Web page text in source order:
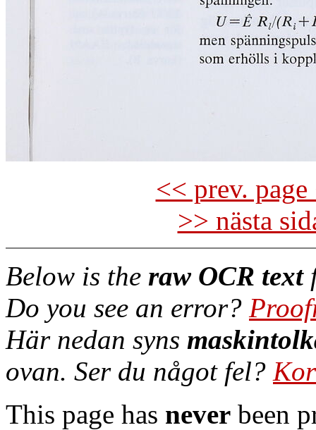
<< prev.
>> nästa
Below is the raw OCR text
Do you see an error?
Här nedan syns
ovan. Ser du något fel?
This page has never been